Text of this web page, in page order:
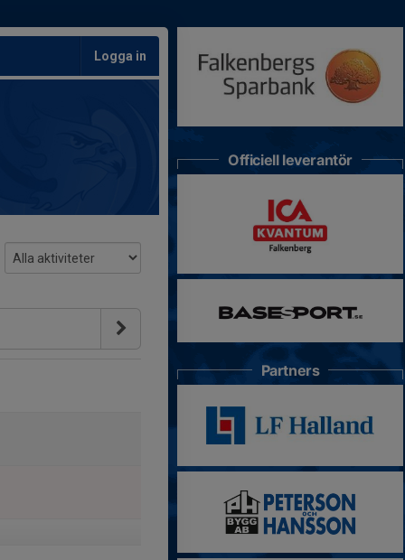
Logga in
Officiell leverantör
Partners